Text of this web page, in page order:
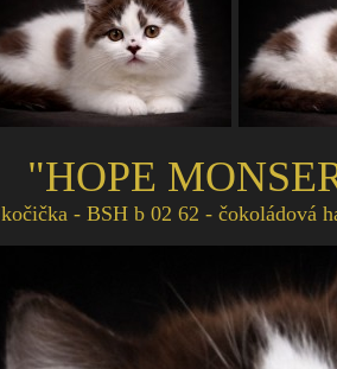
"HOPE
kočička - BSH b 02 62 - čokoládová